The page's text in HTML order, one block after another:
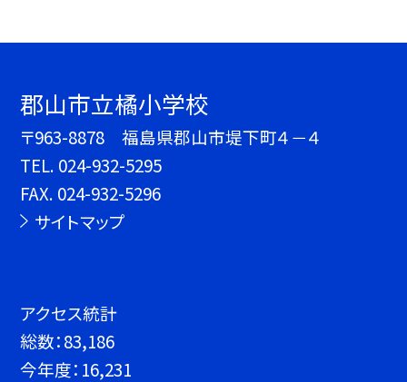
郡山市立橘小学校
〒963-8878 福島県郡山市堤下町４－４
TEL. 024-932-5295
FAX. 024-932-5296
サイトマップ
アクセス統計
総数：83,186
今年度： 16,231